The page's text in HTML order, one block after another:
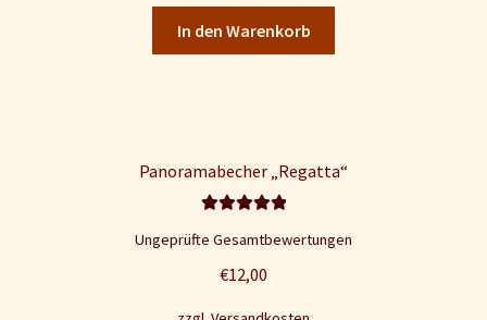
In den Warenkorb
Panoramabecher „Regatta“
5.00von 5
Ungeprüfte Gesamtbewertungen
€12,00